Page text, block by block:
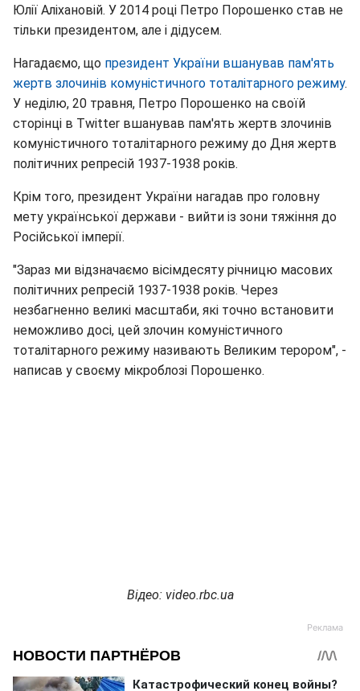
Юлії Аліхановій. У 2014 році Петро Порошенко став не
тільки президентом, але і дідусем.
Нагадаємо, що президент України вшанував пам'ять
жертв злочинів комуністичного тоталітарного режиму.
У неділю, 20 травня, Петро Порошенко на своїй
сторінці в Twitter вшанував пам'ять жертв злочинів
комуністичного тоталітарного режиму до Дня жертв
політичних репресій 1937-1938 років.
Крім того, президент України нагадав про головну
мету української держави - вийти із зони тяжіння до
Російської імперії.
"Зараз ми відзначаємо вісімдесяту річницю масових
політичних репресій 1937-1938 років. Через
незбагненно великі масштаби, які точно встановити
неможливо досі, цей злочин комуністичного
тоталітарного режиму називають Великим терором", -
написав у своєму мікроблозі Порошенко.
Відео: video.rbc.ua